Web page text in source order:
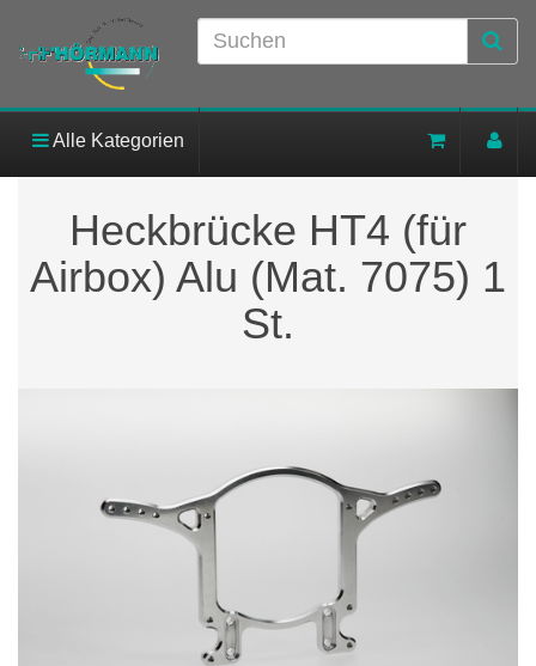
Alle Kategorien
Heckbrücke HT4 (für
Airbox) Alu (Mat. 7075) 1
St.